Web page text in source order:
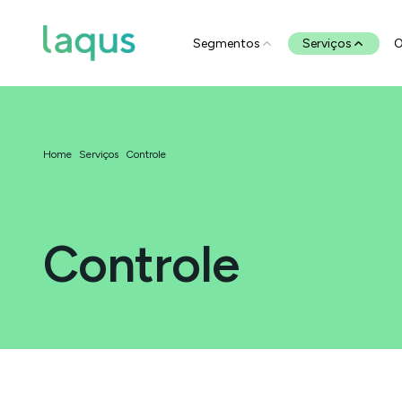
Segmentos Serviços
Home Serviços Controle
Controle